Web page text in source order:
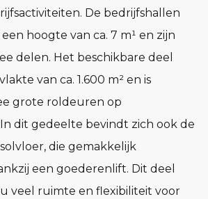
De bedrijfshallen
hoogte van ca. 7 m¹ en zijn
delen. Het beschikbare deel
van ca. 1.600 m² en is
grote roldeuren op
dit gedeelte bevindt zich ook de
die gemakkelijk
een goederenlift. Dit deel
veel ruimte en flexibiliteit voor